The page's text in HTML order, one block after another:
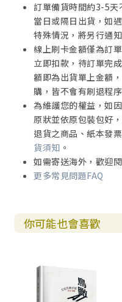
如何打破令人窒息的
要打破令人窒息的集
何讓吹哨者、受害者，
事件從某政黨的前女黨
上得到各方陌生人的熱
得勇氣，用各種方式為
出聲打破沉默的人，
應，跨越了地理的限制
限，突破了個人的階層
響，讓加害人無法立即
缺口，是網路時代對打
不過網路也帶來了缺
群媒體，當事人很難不
有宣稱走法律途徑者，
的閱聽人，也會被恫嚇
這都是無可避免的。以
討，在本書中有專章詳
訂單備貨時間約3-5天
當日或隔日出貨，如
特殊情況，將另行通
線上刷卡金額僅為訂
立即扣款，待訂單完
額即為出貨單上金額
購，皆不會有刷退程
為維護您的權益，如
原狀並依原包裝包好
退貨之商品、紙本發
貨須知 。
如需寄送海外，歡迎
更多常見問題FAQ
你可能也會喜歡